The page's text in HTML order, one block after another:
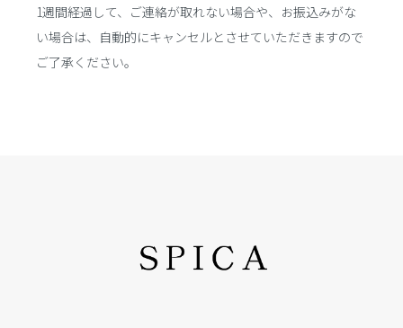
1週間経過して、ご連絡が取れない場合や、お振込みがな
い場合は、自動的にキャンセルとさせていただきますので
ご了承ください。